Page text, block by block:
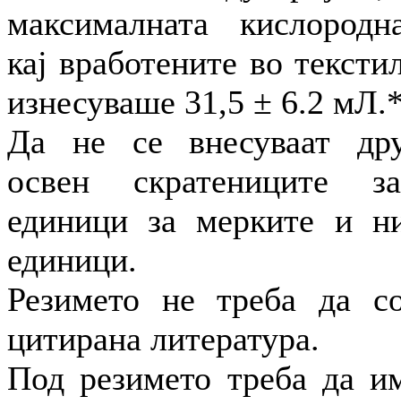
максималната
кај вработените во
изнесуваше 31,5 ± 6.2
Да не се внесуваат
освен скратениците
единици за мерките и
единици.
Резимето не треба да
цитирана литература.
Под резимето треба да